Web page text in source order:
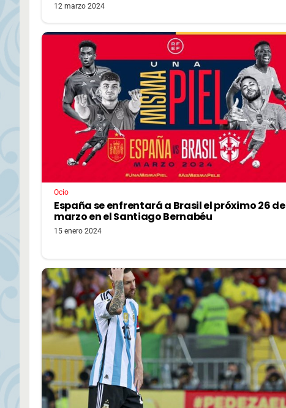
12 marzo 2024
Ocio
España se enfrentará a Brasil el próximo 26 de
marzo en el Santiago Bernabéu
15 enero 2024